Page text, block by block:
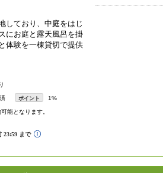
しており、中庭をはじ
にお庭と露天風呂を掛
体験を一棟貸切で提供
ポイント 1%
能となります。